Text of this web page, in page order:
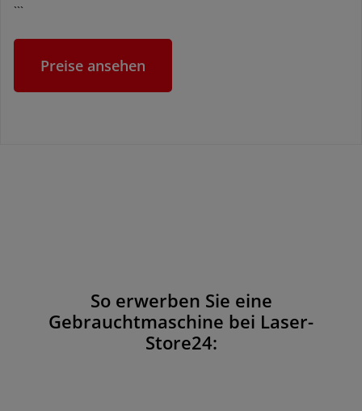
```
Preise ansehen
So erwerben Sie eine
Gebrauchtmaschine bei Laser-
Store24: